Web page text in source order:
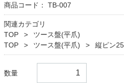
商品コード： TB-007
関連カテゴリ
TOP
ツース盤(平爪)
TOP
ツース盤(平爪) 縦ピン
数量